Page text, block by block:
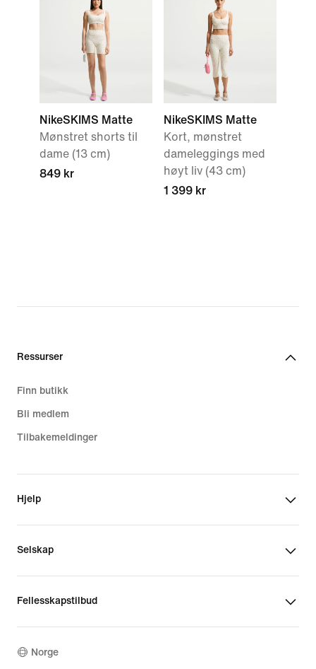
NikeSKIMS Matte
Mønstret shorts til
dame (13 cm)
849 kr
NikeSKIMS Matte
Kort, mønstret
dameleggings med
høyt liv (43 cm)
1 399 kr
Ressurser
Finn butikk
Bli medlem
Tilbakemeldinger
Hjelp
Selskap
Fellesskapstilbud
Norge